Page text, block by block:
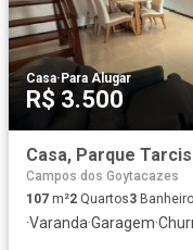
Casa·Para Alugar
R$ 3.500
Campos dos Goytacazes
107 m²2 Quartos3
·Varanda·Garagem·